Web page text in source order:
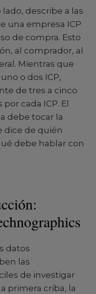
lado, describe a las
una empresa ICP
de compra. Esto
al comprador, al
Mientras que
o dos ICP,
de tres a cinco
cada ICP. El
debe tocar la
dice de quién
debe hablar con
datos
las
de investigar
primera criba, la